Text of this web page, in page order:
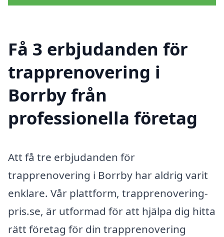
Få 3 erbjudanden för
trapprenovering i
Borrby från
professionella företag
Att få tre erbjudanden för
trapprenovering i Borrby har aldrig varit
enklare. Vår plattform, trapprenovering-
pris.se, är utformad för att hjälpa dig hitta
rätt företag för din trapprenovering